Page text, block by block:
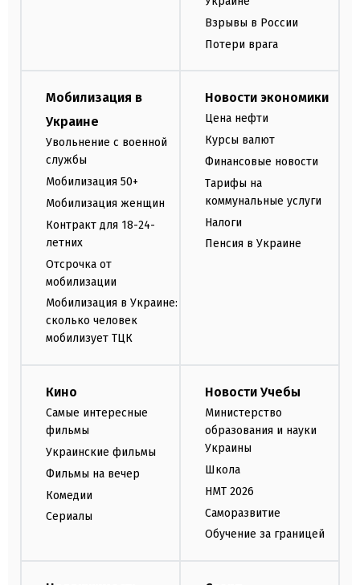
Взрывы в России
Потери врага
Мобилизация в
Украине
Увольнение с военной
службы
Мобилизация 50+
Мобилизация женщин
Контракт для 18-24-
летних
Отсрочка от
мобилизации
Мобилизация в Украине:
сколько человек
мобилизует ТЦК
Новости экономики
Цена нефти
Курсы валют
Финансовые новости
Тарифы на
коммунальные услуги
Налоги
Пенсия в Украине
Кино
Самые интересные
фильмы
Украинские фильмы
Фильмы на вечер
Комедии
Сериалы
Новости Учебы
Министерство
образования и науки
Украины
Школа
НМТ 2026
Саморазвитие
Обучение за границей